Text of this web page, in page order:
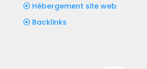
Hébergement site web
Backlinks